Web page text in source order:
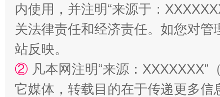
国家大学科技园优化重塑工作
内使用，并注明“来源于：
关法律责任和经济责任。如您对
站反映。
② 凡本网注明“来源：
它媒体，转载目的在于传递更多